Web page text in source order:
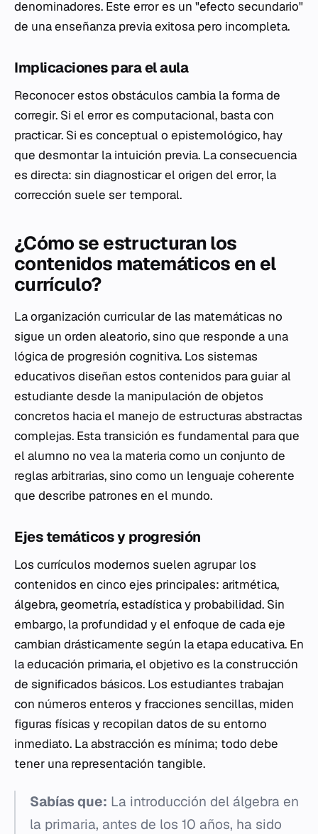
denominadores. Este error es un "efecto secundario"
de una enseñanza previa exitosa pero incompleta.
Implicaciones para el aula
Reconocer estos obstáculos cambia la forma de
corregir. Si el error es computacional, basta con
practicar. Si es conceptual o epistemológico, hay
que desmontar la intuición previa. La consecuencia
es directa: sin diagnosticar el origen del error, la
corrección suele ser temporal.
¿Cómo se estructuran los
contenidos matemáticos en el
currículo?
La organización curricular de las matemáticas no
sigue un orden aleatorio, sino que responde a una
lógica de progresión cognitiva. Los sistemas
educativos diseñan estos contenidos para guiar al
estudiante desde la manipulación de objetos
concretos hacia el manejo de estructuras abstractas
complejas. Esta transición es fundamental para que
el alumno no vea la materia como un conjunto de
reglas arbitrarias, sino como un lenguaje coherente
que describe patrones en el mundo.
Ejes temáticos y progresión
Los currículos modernos suelen agrupar los
contenidos en cinco ejes principales: aritmética,
álgebra, geometría, estadística y probabilidad. Sin
embargo, la profundidad y el enfoque de cada eje
cambian drásticamente según la etapa educativa. En
la educación primaria, el objetivo es la construcción
de significados básicos. Los estudiantes trabajan
con números enteros y fracciones sencillas, miden
figuras físicas y recopilan datos de su entorno
inmediato. La abstracción es mínima; todo debe
tener una representación tangible.
Sabías que: La introducción del álgebra en
la primaria, antes de los 10 años, ha sido